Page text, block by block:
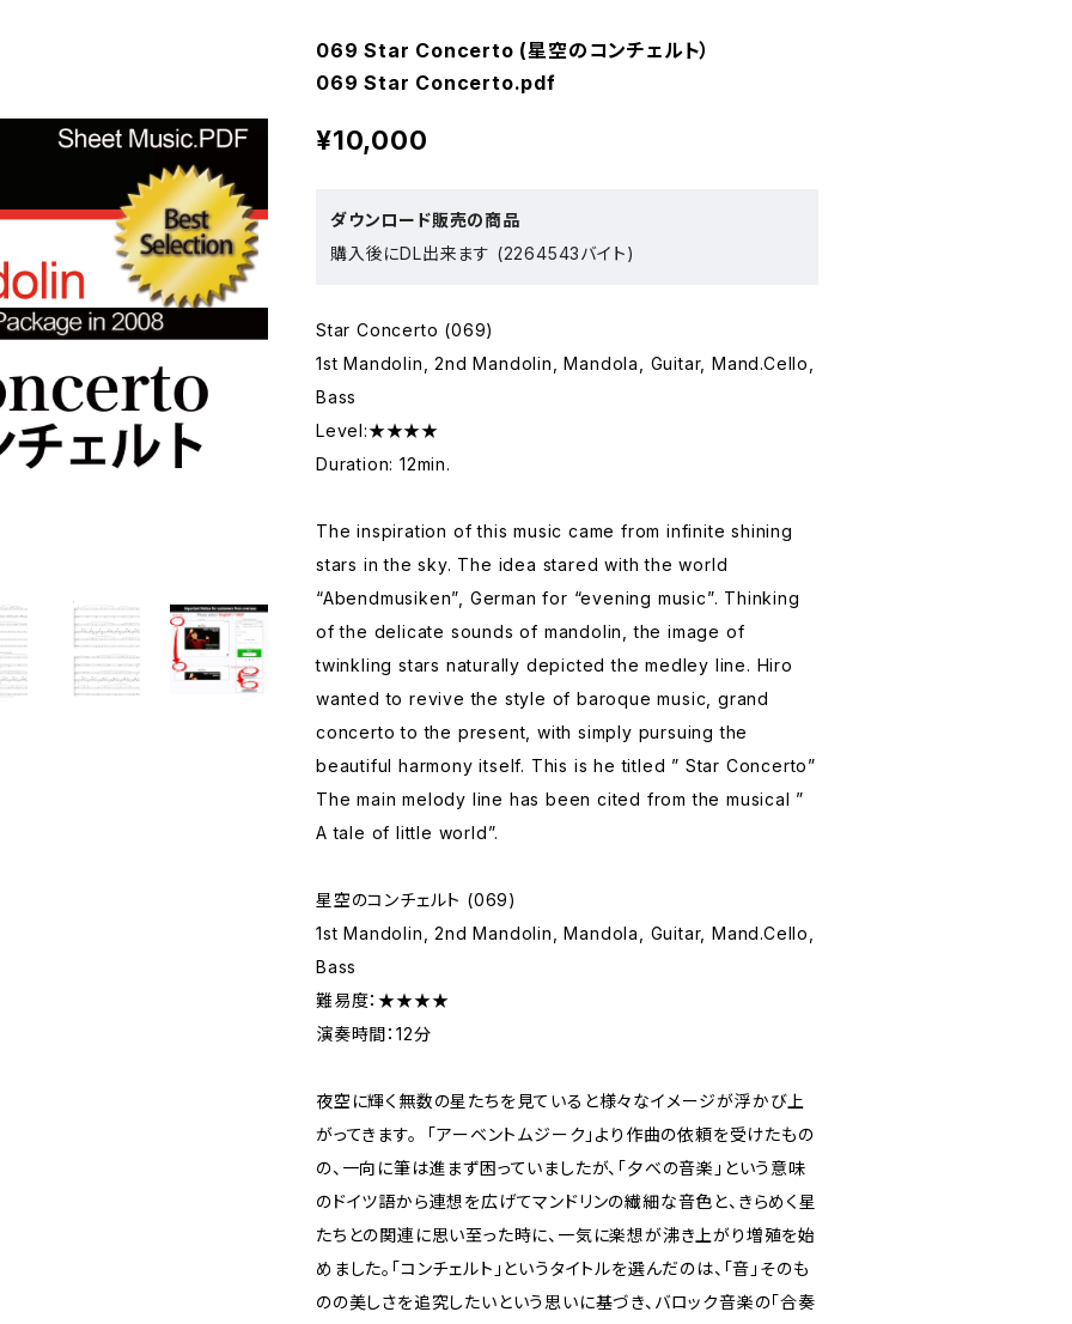
069 Star Concerto (星空のコンチェルト）
069 Star Concerto.pdf
¥10,000
ダウンロード販売の商品
購入後にDL出来ます (2264543バイト)
Star Concerto (069)
1st Mandolin, 2nd Mandolin, Mandola, Guitar, Mand.Cello,
Bass
Level:★★★★
Duration: 12min.
The inspiration of this music came from infinite shining
stars in the sky. The idea stared with the world
“Abendmusiken”, German for “evening music”. Thinking
of the delicate sounds of mandolin, the image of
twinkling stars naturally depicted the medley line. Hiro
wanted to revive the style of baroque music, grand
concerto to the present, with simply pursuing the
beautiful harmony itself. This is he titled ” Star Concerto”
The main melody line has been cited from the musical ”
A tale of little world”.
星空のコンチェルト (069)
1st Mandolin, 2nd Mandolin, Mandola, Guitar, Mand.Cello,
Bass
難易度：★★★★
演奏時間：12分
夜空に輝く無数の星たちを見ていると様々なイメージが浮かび上
がってきます。 「アーベントムジーク」より作曲の依頼を受けたもの
の、一向に筆は進まず困っていましたが、「夕べの音楽」という意味
のドイツ語から連想を広げてマンドリンの繊細な音色と、きらめく星
たちとの関連に思い至った時に、一気に楽想が沸き上がり増殖を始
めました。「コンチェルト」というタイトルを選んだのは、「音」そのも
のの美しさを追究したいという思いに基づき、バロック音楽の「合奏